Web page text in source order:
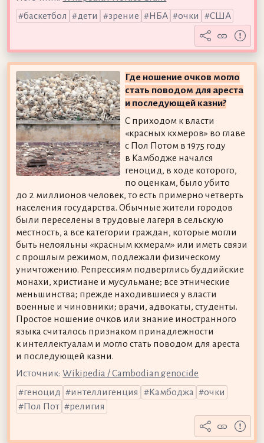
баскетбол
дети зрение НБА очки США
Где ношение очков могло
стать поводом для ареста
и последующей казни?
С приходом к власти
«красных кхмеров» во главе
с Пол Потом в 1975 году
в Камбодже начался
геноцид, в ходе которого,
по оценкам, было убито
до 2 миллионов человек, то есть примерно четверть
населения государства. Обычные жители городов
были переселены в трудовые лагеря в сельскую
местность, а все категории граждан, которые могли
быть нелояльны «красным кхмерам» или иметь связи
с прошлым режимом, подлежали физическому
уничтожению. Репрессиям подверглись буддийские
монахи, христиане и мусульмане; все этнические
меньшинства; прежде находившиеся у власти
военные и чиновники; врачи, адвокаты, студенты.
Простое ношение очков или знание иностранного
языка считалось признаком принадлежности
к интеллектуалам и могло стать поводом для ареста
и последующей казни.
Источник: Wikipedia / Cambodian genocide
геноцид
интеллигенция Камбоджа
очки
Пол Пот
религия